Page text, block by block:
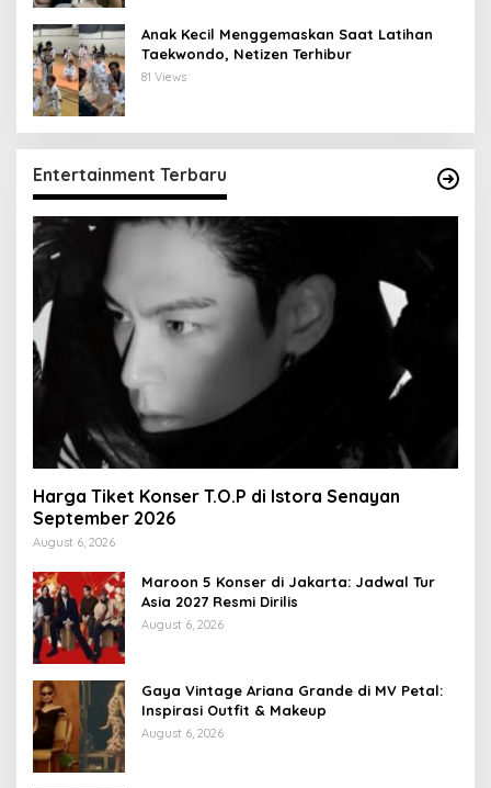
Anak Kecil Menggemaskan Saat Latihan
Taekwondo, Netizen Terhibur
81 Views
Entertainment Terbaru
Harga Tiket Konser T.O.P di Istora Senayan
September 2026
August 6, 2026
Maroon 5 Konser di Jakarta: Jadwal Tur
Asia 2027 Resmi Dirilis
August 6, 2026
Gaya Vintage Ariana Grande di MV Petal:
Inspirasi Outfit & Makeup
August 6, 2026